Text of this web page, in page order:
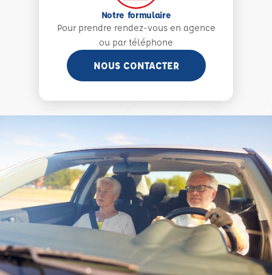
Notre formulaire
Pour prendre rendez-vous en agence
ou par téléphone
NOUS CONTACTER